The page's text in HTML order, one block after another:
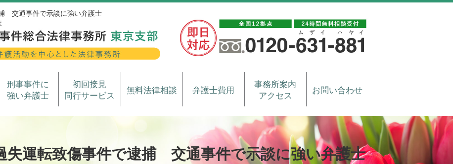
交通事件で示談に強い弁護士
刑事事件に
強い弁護士
初回接見
同行サービス
無料法律相談 弁護士費用
事務所案内
アクセス
お問い合わせ
失運転致傷事件で逮捕 交通事件で示談に強い弁護士